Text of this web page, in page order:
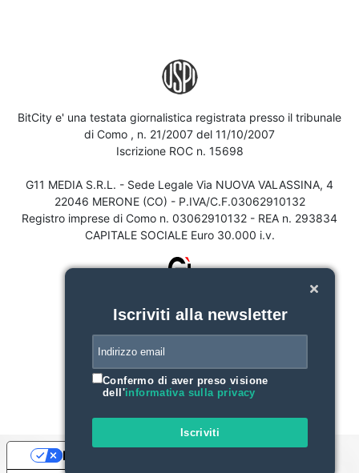
BitCity e' una testata giornalistica registrata presso il tribunale
di Como , n. 21/2007 del 11/10/2007
Iscrizione ROC n. 15698
G11 MEDIA S.R.L. - Sede Legale Via NUOVA VALASSINA, 4
22046 MERONE (CO) - P.IVA/C.F.03062910132
Registro imprese di Como n. 03062910132 - REA n. 293834
CAPITALE SOCIALE Euro 30.000 i.v.
Iscriviti alla newsletter
Confermo di aver preso visione
dell'informativa sulla privacy
Iscriviti
Le tue preferenze relative alla privacy